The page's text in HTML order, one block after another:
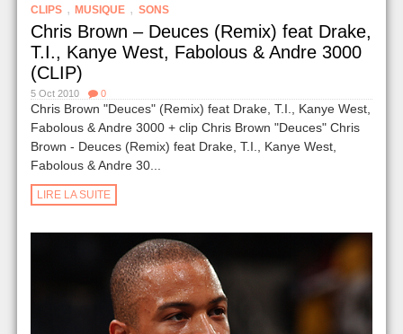
CLIPS , MUSIQUE , SONS
Chris Brown – Deuces (Remix) feat Drake,
T.I., Kanye West, Fabolous & Andre 3000
(CLIP)
5 Oct 2010 0
Chris Brown "Deuces" (Remix) feat Drake, T.I., Kanye West,
Fabolous & Andre 3000 + clip Chris Brown "Deuces" Chris
Brown - Deuces (Remix) feat Drake, T.I., Kanye West,
Fabolous & Andre 30...
LIRE LA SUITE